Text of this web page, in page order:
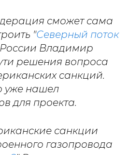
сможет сама
"Северный поток
России Владимир
решения вопроса
санкций.
уже нашел
для проекта.
санкции
газопровода